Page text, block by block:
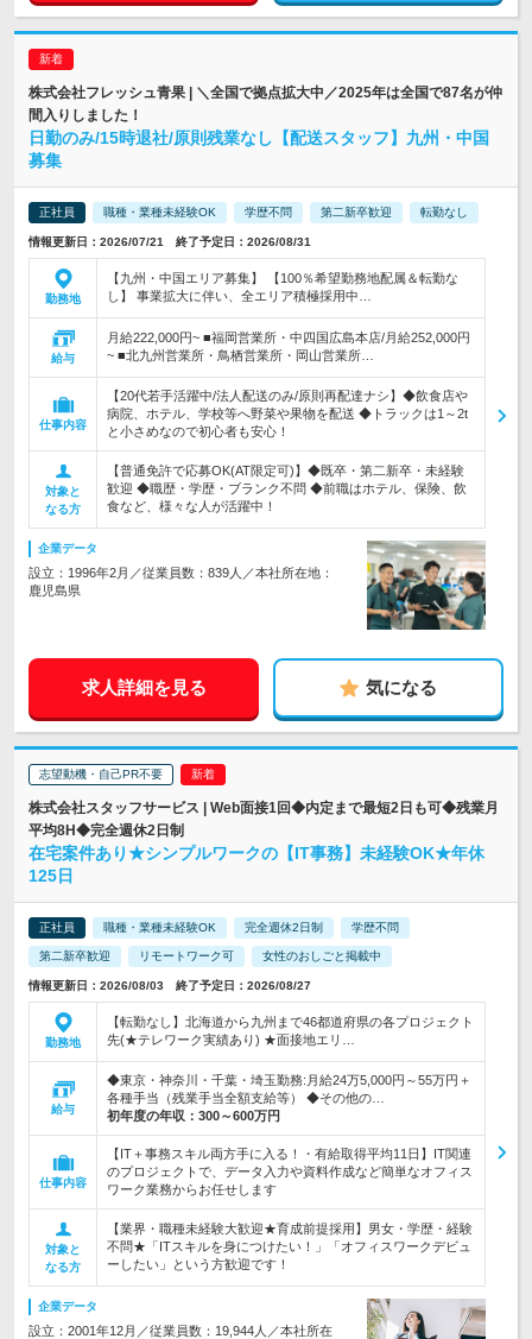
株式会社フレッシュ青果 | ＼全国で拠点拡大中／2025年は全国で87名が仲
間入りしました！
日勤のみ/15時退社/原則残業なし【配送スタッフ】九州・中国
募集
正社員 職種・業種未経験OK 学歴不問 第二新卒歓迎 転勤なし
情報更新日：2026/07/21 終了予定日：2026/08/31
勤務地
【九州・中国エリア募集】 【100％希望勤務地配属＆転勤な
し】 事業拡大に伴い、全エリア積極採用中…
給与
月給222,000円~ ■福岡営業所・中四国広島本店/月給252,000円
~ ■北九州営業所・鳥栖営業所・岡山営業所…
仕事内容
【20代若手活躍中/法人配送のみ/原則再配達ナシ】◆飲食店や
病院、ホテル、学校等へ野菜や果物を配送 ◆トラックは1～2t
と小さめなので初心者も安心！
対象と
なる方
【普通免許で応募OK(AT限定可)】◆既卒・第二新卒・未経験
歓迎 ◆職歴・学歴・ブランク不問 ◆前職はホテル、保険、飲
食など、様々な人が活躍中！
企業データ
設立：1996年2月／従業員数：839人／本社所在地：
鹿児島県
求人詳細を見る 気になる
志望動機・自己PR不要
株式会社スタッフサービス | Web面接1回◆内定まで最短2日も可◆残業月
平均8H◆完全週休2日制
在宅案件あり★シンプルワークの【IT事務】未経験OK★年休
125日
正社員 職種・業種未経験OK 完全週休2日制 学歴不問
第二新卒歓迎 リモートワーク可 女性のおしごと掲載中
情報更新日：2026/08/03 終了予定日：2026/08/27
勤務地
【転勤なし】北海道から九州まで46都道府県の各プロジェクト
先(★テレワーク実績あり) ★面接地エリ…
給与
◆東京・神奈川・千葉・埼玉勤務:月給24万5,000円～55万円＋
各種手当（残業手当全額支給等） ◆その他の…
初年度の年収： 300～600万円
仕事内容
【IT＋事務スキル両方手に入る！・有給取得平均11日】IT関連
のプロジェクトで、データ入力や資料作成など簡単なオフィス
ワーク業務からお任せします
対象と
なる方
【業界・職種未経験大歓迎★育成前提採用】男女・学歴・経験
不問★「ITスキルを身につけたい！」「オフィスワークデビュ
ーしたい」という方歓迎です！
企業データ
設立：2001年12月／従業員数：19,944人／本社所在